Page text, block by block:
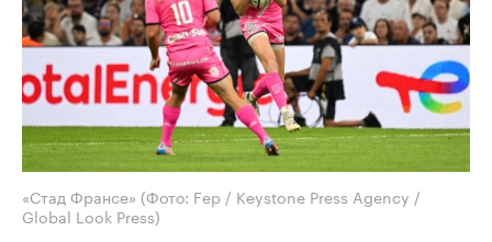
«Стад Франсе» (Фото: Fep / Keystone Press Agency /
Global Look Press)